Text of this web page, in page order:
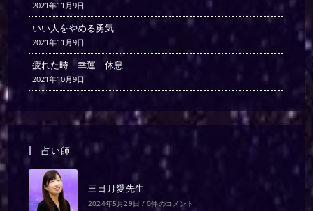
2021年11月9日
いい人をやめる勇気
2021年11月9日
疲れた時 幸運 休息
2021年10月9日
占い師
三日月愛先生
2024年5月29日 / 0件のコメント